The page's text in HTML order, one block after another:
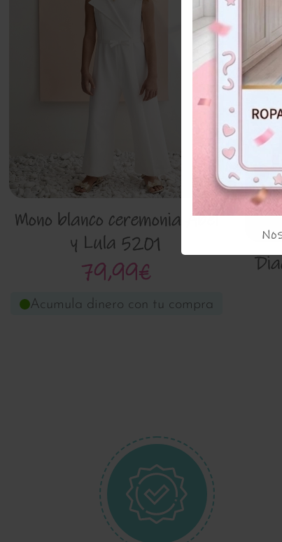
Mono blanco ceremonia Abel
y Lula 5201
79,99€
Acumula dinero con tu compra